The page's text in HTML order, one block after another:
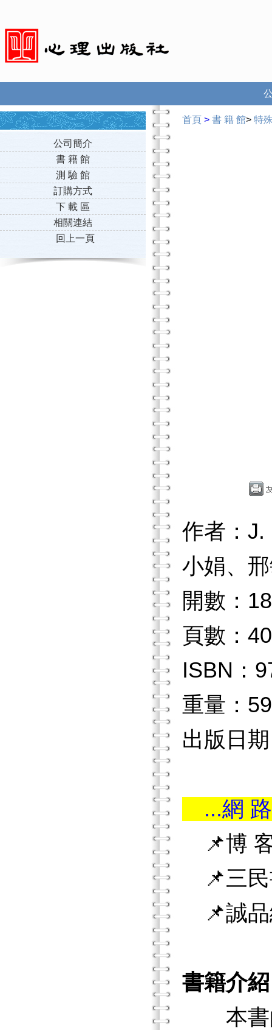
公司簡介
書 籍 館
測 驗 館
訂購方式
下 載 區
相關連結
回上一頁
首頁 > 書 籍 館> 特
作者：J.
小娟、
開數：18
頁數：
ISBN：
重量：
出版日
...網
📌博
📌三民
📌誠品
書籍介紹
本書的